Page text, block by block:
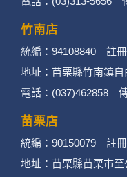
管理、會員管理
活動。
3. 個人資料類別
辨識個人者
號、社群．
號及其他任
竹南店
統編：94108840 註
地址：苗栗縣竹南鎮自
電話：(037)462858
苗栗店
統編：90150079 註
地址：苗栗縣苗栗市至